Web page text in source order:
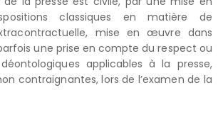
classiques en matière de
mise en œuvre dans
une prise en compte du respect ou
applicables à la presse,
contraignantes, lors de l’examen de la